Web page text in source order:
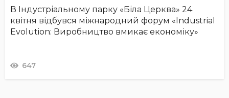
В Індустріальному парку «Біла Церква» 24
квітня відбувся міжнародний форум «Industrial
Evolution: Виробництво вмикає економіку»
647